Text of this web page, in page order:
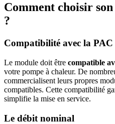
Comment choisir
?
Compatibilité avec la PAC
Le module doit être compatible
votre pompe à chaleur. De
commercialisent leurs propres
compatibles. Cette compatibilité
simplifie la mise en service.
Le débit nominal